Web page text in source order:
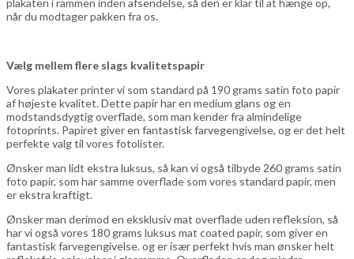
når du modtager pakken fra os.
Vælg mellem flere slags kvalitetspapir
Vores plakater printer vi som standard på 190 grams satin foto papir
af højeste kvalitet. Dette papir har en medium glans og en
modstandsdygtig overflade, som man kender fra almindelige
fotoprints. Papiret giver en fantastisk farvegengivelse, og er det helt
perfekte valg til vores fotolister.
Ønsker man lidt ekstra luksus, så kan vi også tilbyde 260 grams satin
foto papir, som har samme overflade som vores standard papir, men
er ekstra kraftigt.
Ønsker man derimod en eksklusiv mat overflade uden refleksion, så
har vi også vores 180 grams luksus mat coated papir, som giver en
fantastisk farvegengivelse. og er især perfekt hvis man ønsker helt